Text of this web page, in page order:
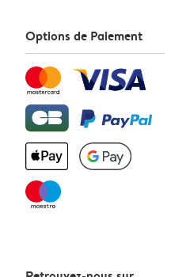
Options de Paiement